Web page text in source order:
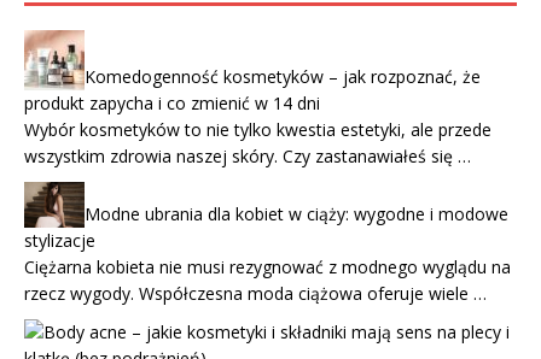
Komedogenność kosmetyków – jak rozpoznać, że
produkt zapycha i co zmienić w 14 dni
Wybór kosmetyków to nie tylko kwestia estetyki, ale przede
wszystkim zdrowia naszej skóry. Czy zastanawiałeś się …
Modne ubrania dla kobiet w ciąży: wygodne i modowe
stylizacje
Ciężarna kobieta nie musi rezygnować z modnego wyglądu na
rzecz wygody. Współczesna moda ciążowa oferuje wiele …